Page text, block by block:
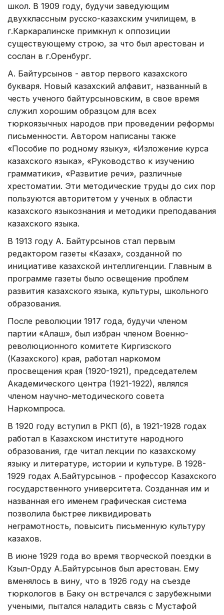
школ. В 1909 году, будучи заведующим
двухклассным русско-казахским училищем, в
г.Каркаралинске примкнул к оппозиции
существующему строю, за что был арестован и
сослан в г.Оренбург.
А. Байтурсынов - автор первого казахского
букваря. Новый казахский алфавит, названный в
честь ученого байтурсыновским, в свое время
служил хорошим образцом для всех
тюркоязычных народов при проведении реформы
письменности. Автором написаны также
«Пособие по родному языку», «Изложение курса
казахского языка», «Руководство к изучению
грамматики», «Развитие речи», различные
хрестоматии. Эти методические труды до сих пор
пользуются авторитетом у ученых в области
казахского языкознания и методики преподавания
казахского языка.
В 1913 году А. Байтурсынов стал первым
редактором газеты «Казах», созданной по
инициативе казахской интеллигенции. Главным в
программе газеты было освещение проблем
развития казахского языка, культуры, школьного
образования.
После революции 1917 года, будучи членом
партии «Алаш», был избран членом Военно-
революционного комитете Киргизского
(Казахского) края, работал наркомом
просвещения края (1920-1921), председателем
Академического центра (1921-1922), являлся
членом научно-методического совета
Наркомпроса.
В 1920 году вступил в РКП (б), в 1921-1928 годах
работал в Казахском институте народного
образования, где читал лекции по казахскому
языку и литературе, истории и культуре. В 1928-
1929 годах А.Байтурсынов - профессор Казахского
государственного университета. Созданная им и
названная его именем графическая система
позволила быстрее ликвидировать
неграмотность, повысить письменную культуру
казахов.
В июне 1929 года во время творческой поездки в
Кзыл-Орду А.Байтурсынов был арестован. Ему
вменялось в вину, что в 1926 году на съезде
тюркологов в Баку он встречался с зарубежными
учеными, пытался наладить связь с Мустафой